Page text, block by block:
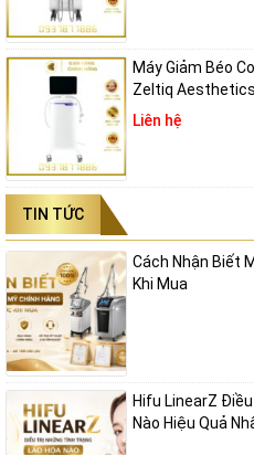
Máy Giảm Béo
Zeltiq
Liên hệ
TIN TỨC
Cách Nhận Biết
Khi Mua
Hifu LinearZ
Nào Hiệu Quả